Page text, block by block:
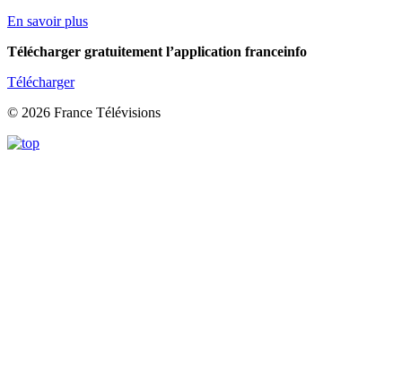
En savoir plus
Télécharger gratuitement l’application franceinfo
Télécharger
© 2026 France Télévisions